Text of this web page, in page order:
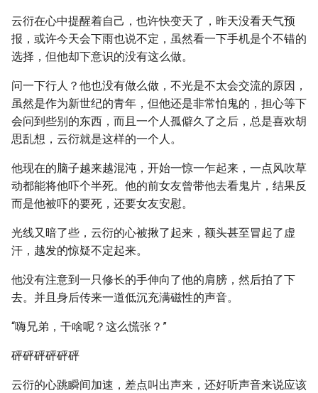
云衍在心中提醒着自己，也许快变天了，昨天没看天气预
报，或许今天会下雨也说不定，虽然看一下手机是个不错的
选择，但他却下意识的没有这么做。
问一下行人？他也没有做么做，不光是不太会交流的原因，
虽然是作为新世纪的青年，但他还是非常怕鬼的，担心等下
会问到些别的东西，而且一个人孤僻久了之后，总是喜欢胡
思乱想，云衍就是这样的一个人。
他现在的脑子越来越混沌，开始一惊一乍起来，一点风吹草
动都能将他吓个半死。他的前女友曾带他去看鬼片，结果反
而是他被吓的要死，还要女友安慰。
光线又暗了些，云衍的心被揪了起来，额头甚至冒起了虚
汗，越发的惊疑不定起来。
他没有注意到一只修长的手伸向了他的肩膀，然后拍了下
去。并且身后传来一道低沉充满磁性的声音。
“嗨兄弟，干啥呢？这么慌张？”
砰砰砰砰砰砰
云衍的心跳瞬间加速，差点叫出声来，还好听声音来说应该